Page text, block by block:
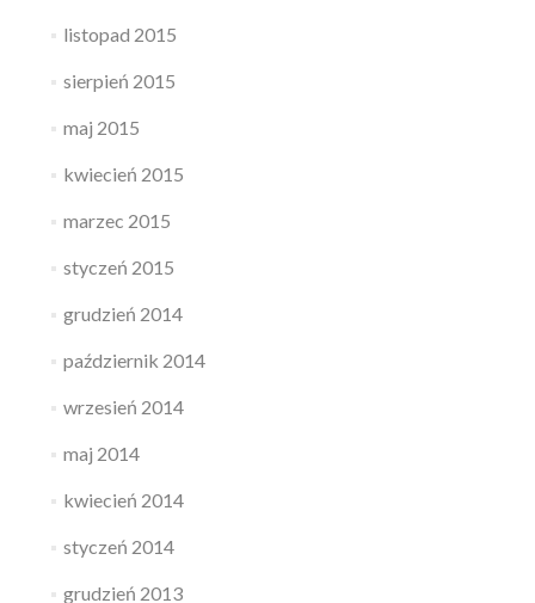
listopad 2015
sierpień 2015
maj 2015
kwiecień 2015
marzec 2015
styczeń 2015
grudzień 2014
październik 2014
wrzesień 2014
maj 2014
kwiecień 2014
styczeń 2014
grudzień 2013